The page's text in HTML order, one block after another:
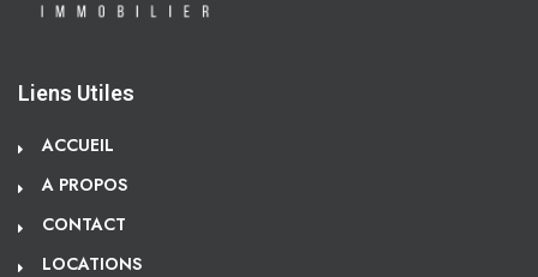
Liens Utiles
ACCUEIL
A PROPOS
CONTACT
LOCATIONS